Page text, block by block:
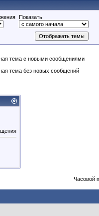
Показать
тема с новыми сообщениями
тема без новых сообщений
Часовой